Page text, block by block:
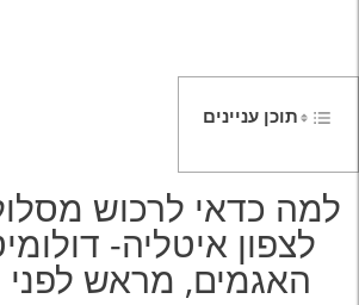
תוכן עניינים
לצפון איטליה-
האגמים, מראש לפני